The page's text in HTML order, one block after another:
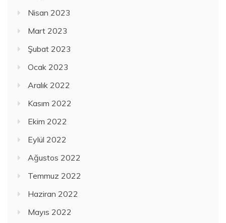
Nisan 2023
Mart 2023
Şubat 2023
Ocak 2023
Aralık 2022
Kasım 2022
Ekim 2022
Eylül 2022
Ağustos 2022
Temmuz 2022
Haziran 2022
Mayıs 2022